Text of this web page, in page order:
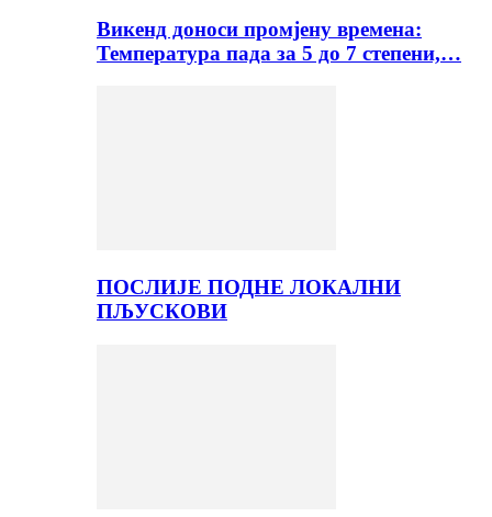
Викенд доноси промјену времена:
Температура пада за 5 до 7 степени,…
ПОСЛИЈЕ ПОДНЕ ЛОКАЛНИ
ПЉУСКОВИ